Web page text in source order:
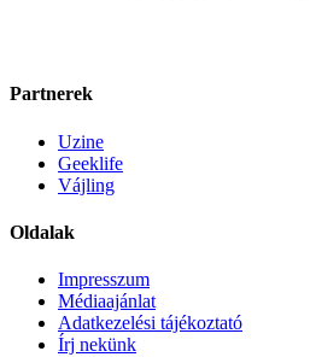
Partnerek
Uzine
Geeklife
Vájling
Oldalak
Impresszum
Médiaajánlat
Adatkezelési tájékoztató
Írj nekünk